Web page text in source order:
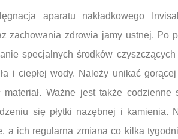
aparatu nakładkowego
zachowania zdrowia jamy ustnej. Po
specjalnych środków
i ciepłej wody. Należy unikać
materiał. Ważne jest także
się płytki nazębnej i kamienia.
a ich regularna zmiana co kilka